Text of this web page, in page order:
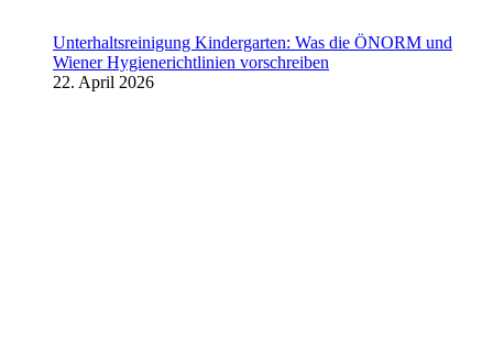
Unterhaltsreinigung Kindergarten: Was die ÖNORM und
Wiener Hygienerichtlinien vorschreiben
22. April 2026